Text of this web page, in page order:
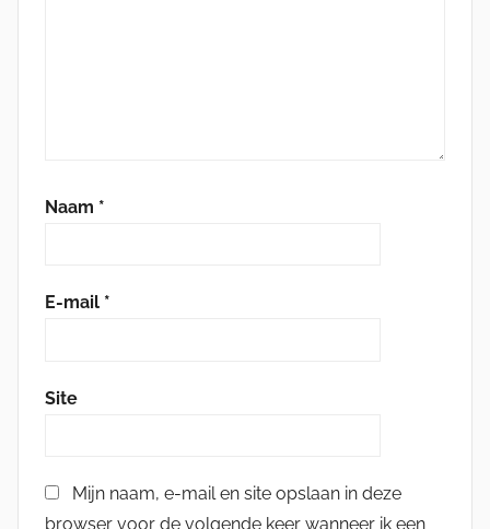
Naam *
E-mail *
Site
Mijn naam, e-mail en site opslaan in deze
browser voor de volgende keer wanneer ik een